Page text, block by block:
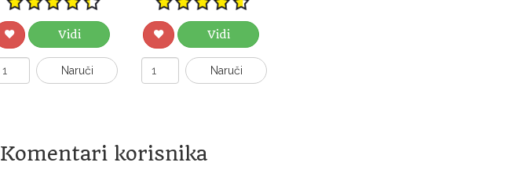
Vidi
Naruči
Vidi
Naruči
Komentari korisnika